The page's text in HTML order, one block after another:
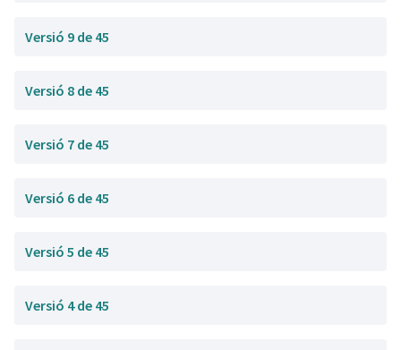
Versió 9 de 45
Versió 8 de 45
Versió 7 de 45
Versió 6 de 45
Versió 5 de 45
Versió 4 de 45